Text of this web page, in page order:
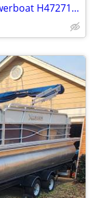
Chaparral 24in Inboard Outboard Powerboat H4727122